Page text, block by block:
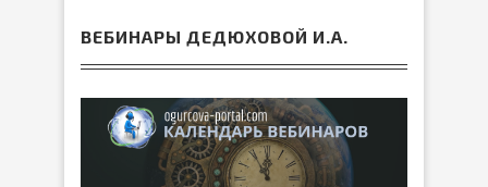
ВЕБИНАРЫ ДЕДЮХОВОЙ И.А.